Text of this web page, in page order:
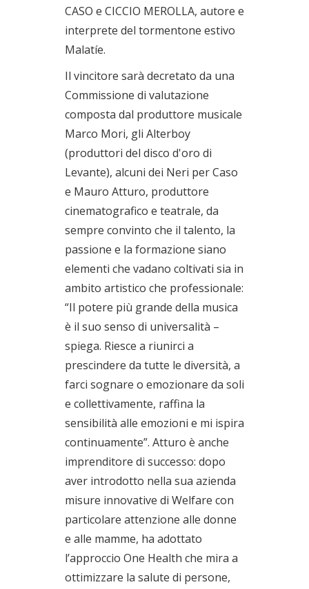
CASO e CICCIO MEROLLA, autore e
interprete del tormentone estivo
Malatíe.
Il vincitore sarà decretato da una
Commissione di valutazione
composta dal produttore musicale
Marco Mori, gli Alterboy
(produttori del disco d'oro di
Levante), alcuni dei Neri per Caso
e Mauro Atturo, produttore
cinematografico e teatrale, da
sempre convinto che il talento, la
passione e la formazione siano
elementi che vadano coltivati sia in
ambito artistico che professionale:
“Il potere più grande della musica
è il suo senso di universalità –
spiega. Riesce a riunirci a
prescindere da tutte le diversità, a
farci sognare o emozionare da soli
e collettivamente, raffina la
sensibilità alle emozioni e mi ispira
continuamente”. Atturo è anche
imprenditore di successo: dopo
aver introdotto nella sua azienda
misure innovative di Welfare con
particolare attenzione alle donne
e alle mamme, ha adottato
l’approccio One Health che mira a
ottimizzare la salute di persone,